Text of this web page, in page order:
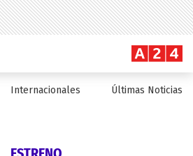
Internacionales Últimas Noticias